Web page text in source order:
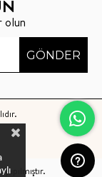
olun
GÖNDER
yapılmıştır.